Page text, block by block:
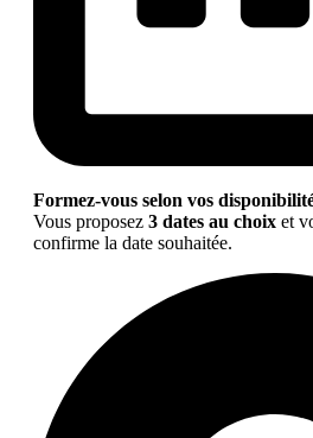
Formez-vous selon vos
Vous proposez 3 dates au choix et
confirme la date souhaitée.